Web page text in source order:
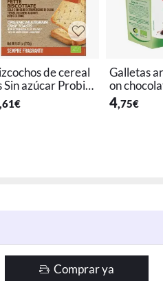
de cereal
€
Galletas
on chocolate
ranero
4,75€
Comprar ya